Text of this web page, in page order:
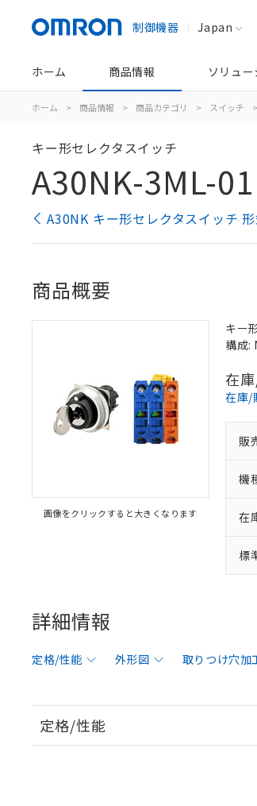
制御機器 Japan
ホーム 商品情報 ソリュ
ホーム > 商品情報 > 商品カテゴリ > スイッチ >
キー形セレクタスイッチ
A30NK-3ML-
A30NK キー形セレクタスイッチ
商品概要
画像をクリックすると大きくなります
キー
構成:
在
在庫/
販
機
在
標
詳細情報
定格/性能 外形図 取りつけ穴加
定格/性能